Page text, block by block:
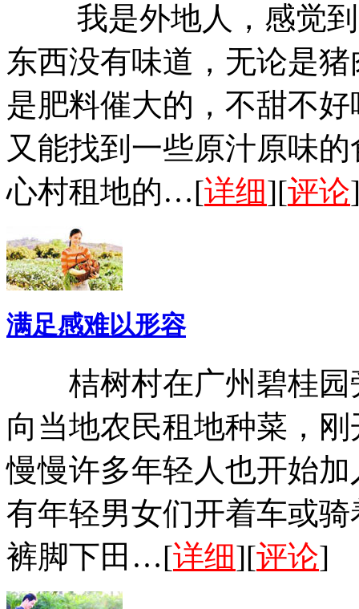
我是外地人，感觉到
东西没有味道，无论是
是肥料催大的，不甜不
又能找到一些原汁原味
心村租地的…[详细][评论
满足感难以形容
桔树村在广州碧桂园
向当地农民租地种菜，
慢慢许多年轻人也开始
有年轻男女们开着车或
裤脚下田…[详细][评论]